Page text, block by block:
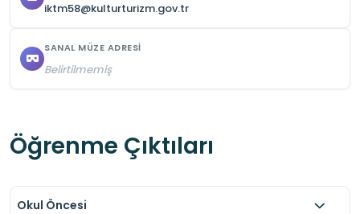
iktm58@kulturturizm.gov.tr
SANAL MÜZE ADRESI
Belirtilmemiş
Öğrenme Çıktıları
Okul Öncesi